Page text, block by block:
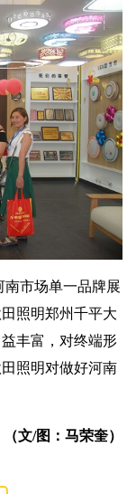
市场单一品牌展
照明郑州千平大
丰富，对终端形
照明对做好河南
（文/图：马荣奎）